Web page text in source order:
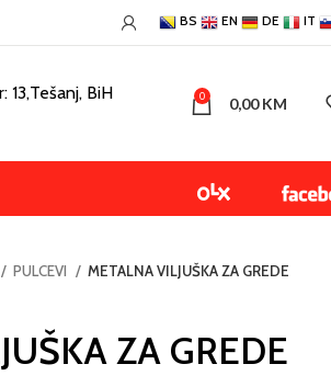
BS EN DE IT
13,Tešanj, BiH 0 0,00KM
PULCEVI METALNA VILJUŠKA ZA GREDE
ZA GREDE